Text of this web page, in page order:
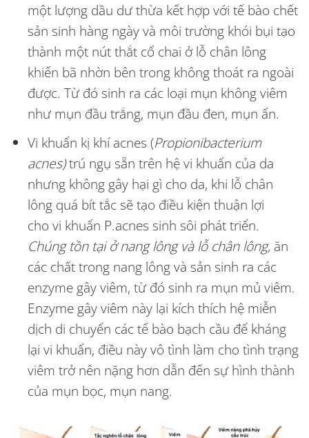
một lượng dầu dư thừa kết hợp với tế bào chết
sản sinh hàng ngày và môi trường khói bụi tạo
thành một nút thắt cổ chai ở lỗ chân lông
khiến bã nhờn bên trong không thoát ra ngoài
được. Từ đó sinh ra các loại mụn không viêm
như mụn đầu trắng, mụn đầu đen, mụn ẩn.
Vi khuẩn kị khí acnes (Propionibacterium
acnes)trú ngụ sẵn trên hệ vi khuẩn của da
nhưng không gây hại gì cho da, khi lỗ chân
lông quá bít tắc sẽ tạo điều kiện thuận lợi
cho vi khuẩn P.acnes sinh sôi phát triển.
Chúng tồn tại ở nang lông và lỗ chân lông, ăn
các chất trong nang lông và sản sinh ra các
enzyme gây viêm, từ đó sinh ra mụn mủ viêm.
Enzyme gây viêm này lại kích thích hệ miễn
dịch di chuyển các tế bào bạch cầu để kháng
lại vi khuẩn, điều này vô tình làm cho tình trạng
viêm trở nên nặng hơn dẫn đến sự hình thành
của mụn bọc, mụn nang.